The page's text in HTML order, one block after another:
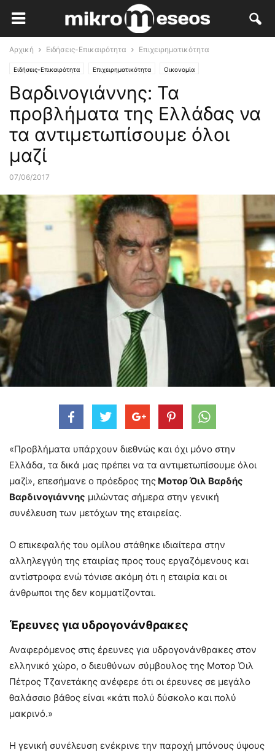
Αρχική Ειδήσεις-Επικαιρότητα Επιχειρηματικότητα
Ειδήσεις-Επικαιρότητα Επιχειρηματικότητα Οικονομία
Βαρδινογιάννης: Τα
προβλήματα της Ελλάδας να
τα αντιμετωπίσουμε όλοι
μαζί
07/06/2017
«Προβλήματα υπάρχουν διεθνώς και όχι μόνο στην
Ελλάδα, τα δικά μας πρέπει να τα αντιμετωπίσουμε όλοι
μαζί», επεσήμανε ο πρόεδρος της Μοτορ Όιλ Βαρδής
Βαρδινογιάννης μιλώντας σήμερα στην γενική
συνέλευση των μετόχων της εταιρείας.
Ο επικεφαλής του ομίλου στάθηκε ιδιαίτερα στην
αλληλεγγύη της εταιρίας προς τους εργαζόμενους και
αντίστροφα ενώ τόνισε ακόμη ότι η εταιρία και οι
άνθρωποι της δεν κομματίζονται.
Έρευνες για υδρογονάνθρακες
Αναφερόμενος στις έρευνες για υδρογονάνθρακες στον
ελληνικό χώρο, ο διευθύνων σύμβουλος της Μοτορ Όιλ
Πέτρος Τζανετάκης ανέφερε ότι οι έρευνες σε μεγάλο
θαλάσσιο βάθος είναι «κάτι πολύ δύσκολο και πολύ
μακρινό.»
Η γενική συνέλευση ενέκρινε την παροχή μπόνους ύψους